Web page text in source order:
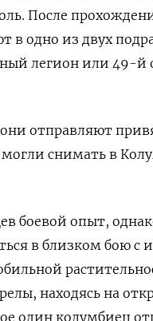
После
в одно из двух
легион или 49-й
отправляют
снимать в
боевой опыт,
в близком бою с
находясь на
один колумбиец